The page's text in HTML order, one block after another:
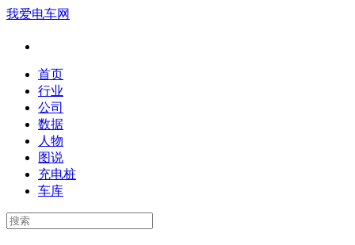
我爱电车网
首页
行业
公司
数据
人物
图说
充电桩
车库